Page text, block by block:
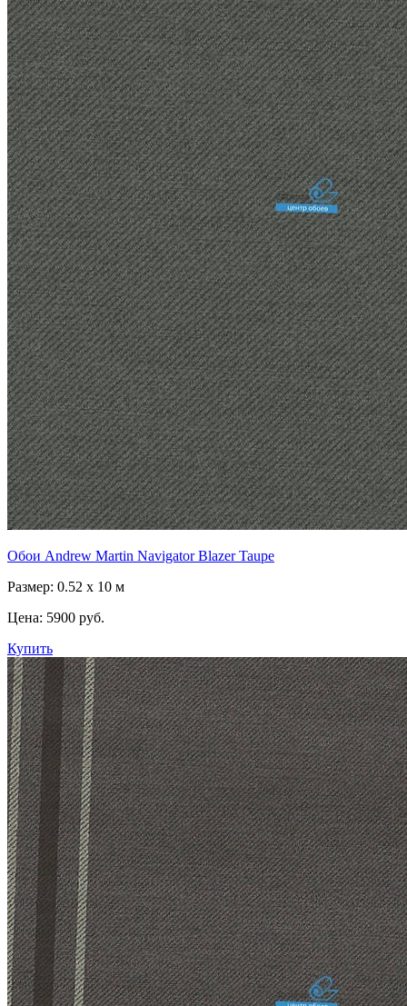
Обои Andrew Martin Navigator Blazer Taupe
Размер: 0.52 x 10 м
Цена: 5900 руб.
Купить